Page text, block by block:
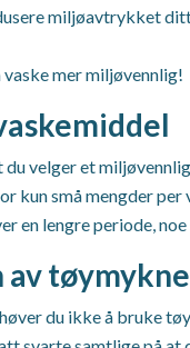
miljøavtrykket
mer miljøvennlig!
velger et
kun små mengder
en lengre periode,
av
du ikke å bruke